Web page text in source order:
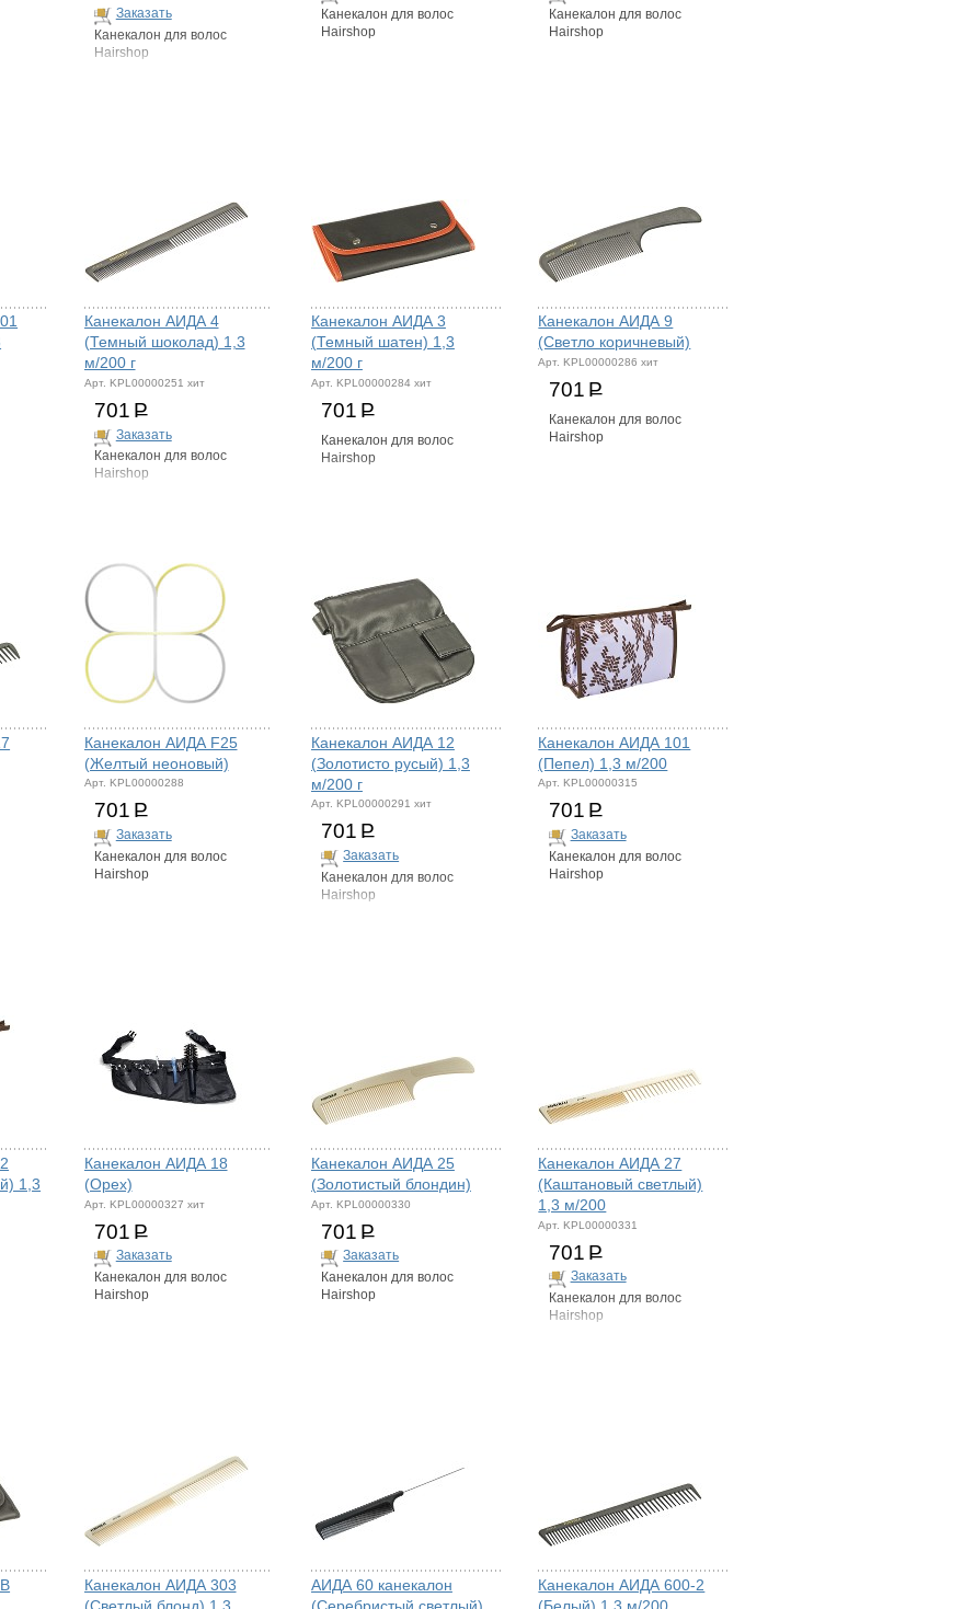
Заказать
Канекалон для волос
Hairshop
Канекалон для волос
Hairshop
Канекалон для волос
Hairshop
Канекалон АИДА 4
(Темный шоколад) 1,3
м/200 г
Арт. KPL00000251 хит
701 Р
Заказать
Канекалон для волос
Hairshop
Канекалон АИДА 3
(Темный шатен) 1,3
м/200 г
Арт. KPL00000284 хит
701 Р
Канекалон для волос
Hairshop
Канекалон АИДА 9
(Светло коричневый)
Арт. KPL00000286 хит
701 Р
Канекалон для волос
Hairshop
Канекалон АИДА F25
(Желтый неоновый)
Арт. KPL00000288
701 Р
Заказать
Канекалон для волос
Hairshop
Канекалон АИДА 12
(Золотисто русый) 1,3
м/200 г
Арт. KPL00000291 хит
701 Р
Заказать
Канекалон для волос
Hairshop
Канекалон АИДА 101
(Пепел) 1,3 м/200
Арт. KPL00000315
701 Р
Заказать
Канекалон для волос
Hairshop
1,3
Канекалон АИДА 18
(Орех)
Арт. KPL00000327 хит
701 Р
Заказать
Канекалон для волос
Hairshop
Канекалон АИДА 25
(Золотистый блондин)
Арт. KPL00000330
701 Р
Заказать
Канекалон для волос
Hairshop
Канекалон АИДА 27
(Каштановый светлый)
1,3 м/200
Арт. KPL00000331
701 Р
Заказать
Канекалон для волос
Hairshop
Канекалон АИДА 303
(Светлый блонд) 1,3
АИДА 60 канекалон
(Серебристый светлый)
Канекалон АИДА 600-2
(Белый) 1,3 м/200